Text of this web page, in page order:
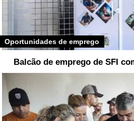
Oportunidades de emprego
Balcão de emprego de SFI